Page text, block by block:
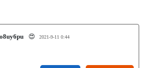
😍 2021-9-11 0:44